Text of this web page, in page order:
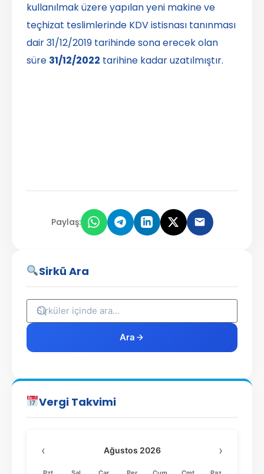
kullanılmak üzere yapılan yeni makine ve
teçhizat teslimlerinde KDV istisnası tanınması
dair 31/12/2019 tarihinde sona erecek olan
süre 31/12/2022 tarihine kadar uzatılmıştır.
Paylaş:
Sirkü Ara
Ara
Vergi Takvimi
‹ Ağustos 2026 ›